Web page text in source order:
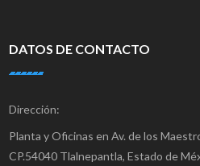
DATOS DE CONTACTO
Dirección:
Planta y Oficinas en Av. de los
CP.54040 Tlalnepantla, Estado de